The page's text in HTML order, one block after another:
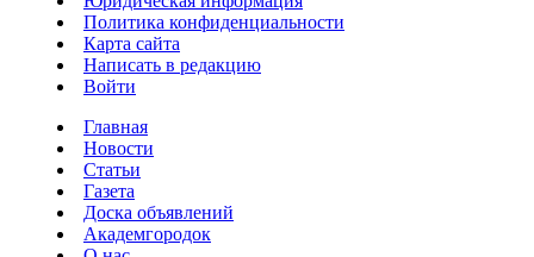
Политика конфиденциальности
Карта сайта
Написать в редакцию
Войти
Главная
Новости
Статьи
Газета
Доска объявлений
Академгородок